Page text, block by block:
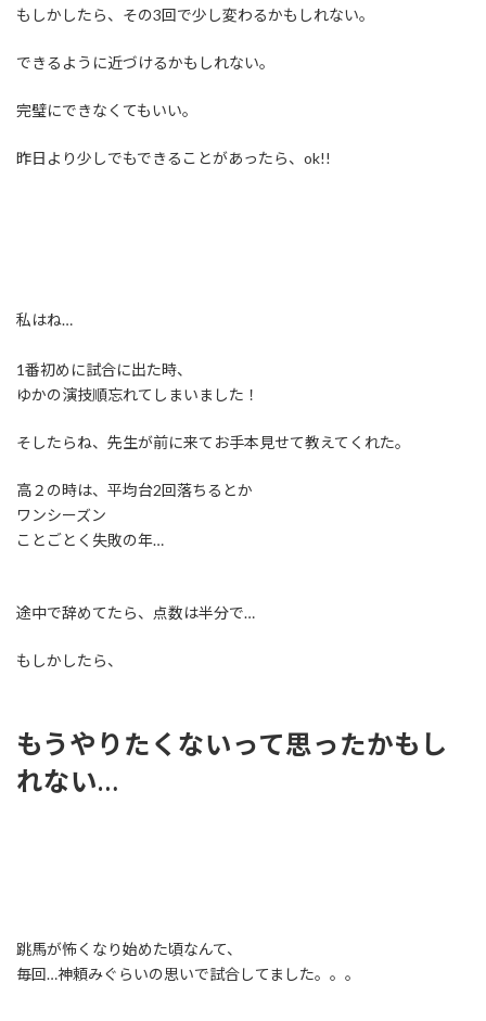
もしかしたら、その3回で少し変わるかもしれない。
できるように近づけるかもしれない。
完璧にできなくてもいい。
昨日より少しでもできることがあったら、ok!!
私はね…
1番初めに試合に出た時、
ゆかの演技順忘れてしまいました！
そしたらね、先生が前に来てお手本見せて教えてくれた。
高２の時は、平均台2回落ちるとか
ワンシーズン
ことごとく失敗の年…
途中で辞めてたら、点数は半分で…
もしかしたら、
もうやりたくないって思ったかもし
れない…
跳馬が怖くなり始めた頃なんて、
毎回…神頼みぐらいの思いで試合してました。。。